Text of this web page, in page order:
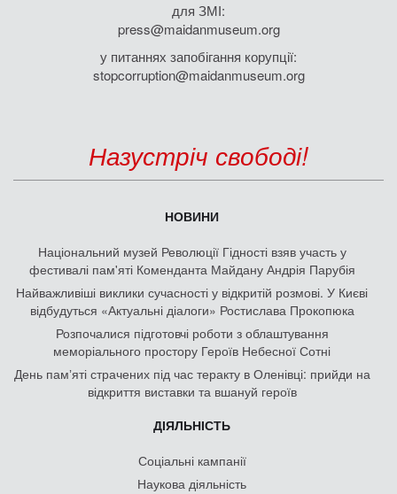
для ЗМІ:
press@maidanmuseum.org
у питаннях запобігання корупції:
stopcorruption@maidanmuseum.org
Назустріч свободі!
НОВИНИ
Національний музей Революції Гідності взяв участь у
фестивалі пам'яті Коменданта Майдану Андрія Парубія
Найважливіші виклики сучасності у відкритій розмові. У Києві
відбудуться «Актуальні діалоги» Ростислава Прокопюка
Розпочалися підготовчі роботи з облаштування
меморіального простору Героїв Небесної Сотні
День памʼяті страчених під час теракту в Оленівці: прийди на
відкриття виставки та вшануй героїв
ДІЯЛЬНІСТЬ
Соціальні кампанії
Наукова діяльність